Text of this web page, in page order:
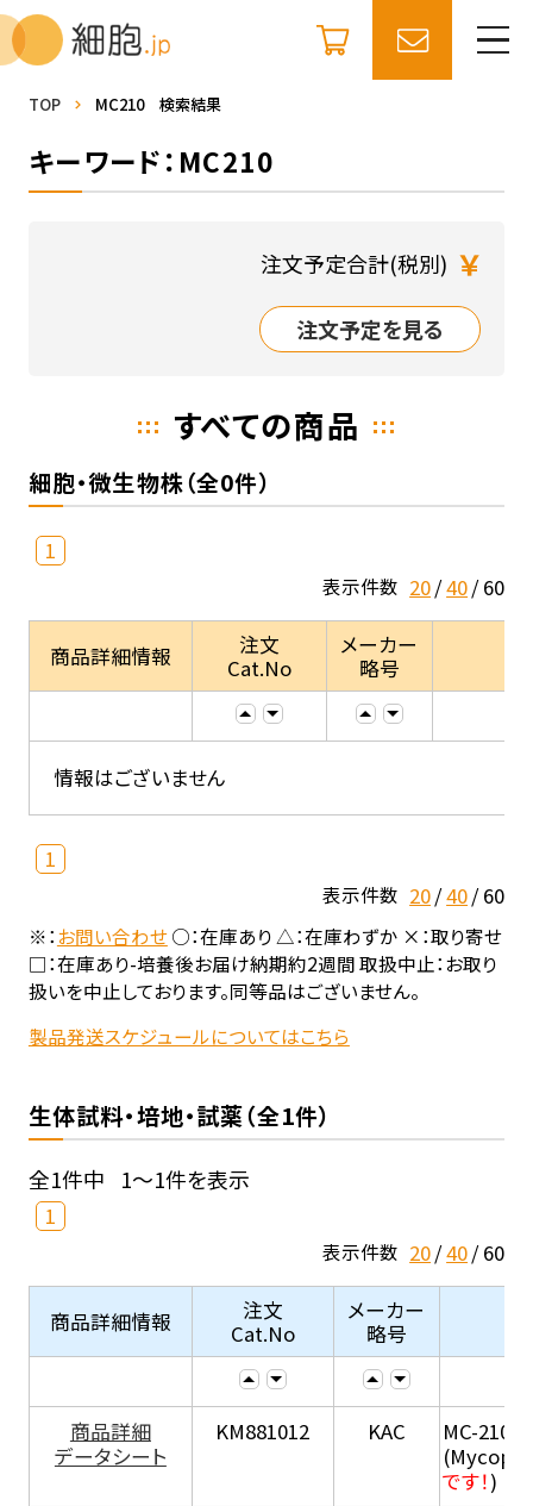
TOP MC210 検索結果
キーワード：MC210
注文予定合計(税別) ￥
注文予定を見る
すべての商品
細胞・微生物株（全0件）
1
表示件数 20 40 60
商品詳細情報
注文
Cat.No
メーカー
略号
情報はございません
1
表示件数 20 40 60
※：お問い合わせ○：在庫あり △：在庫わずか ×：取り寄せ
□：在庫あり-培養後お届け納期約2週間 取扱中止：お取り
扱いを中止しております。同等品はございません。
製品発送スケジュールについてはこちら
生体試料・培地・試薬（全1件）
全1件中 1～1件を表示
1
表示件数 20 40 60
商品詳細情報
注文
Cat.No
メーカー
略号
商品詳細
データシート
KM881012 KAC
MC-210 (
です！)